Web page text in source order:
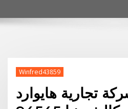
Winfred43859
تجارية هايوارد